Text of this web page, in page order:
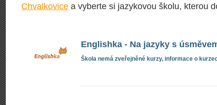
Chvalkovice a vyberte si jazykovou školu, kterou
Englishka - Na jazyky s
Škola nemá zveřejněné kurzy, informace o